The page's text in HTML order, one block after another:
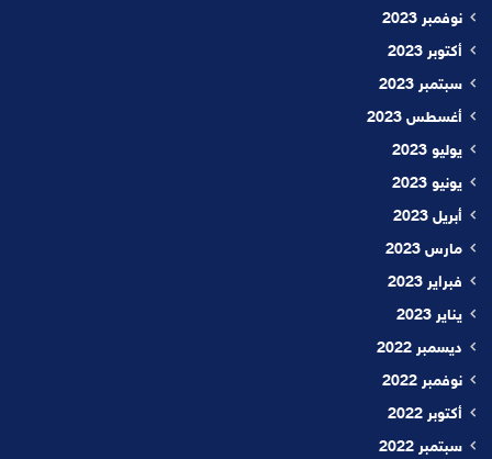
نوفمبر 2023
أكتوبر 2023
سبتمبر 2023
أغسطس 2023
يوليو 2023
يونيو 2023
أبريل 2023
مارس 2023
فبراير 2023
يناير 2023
ديسمبر 2022
نوفمبر 2022
أكتوبر 2022
سبتمبر 2022